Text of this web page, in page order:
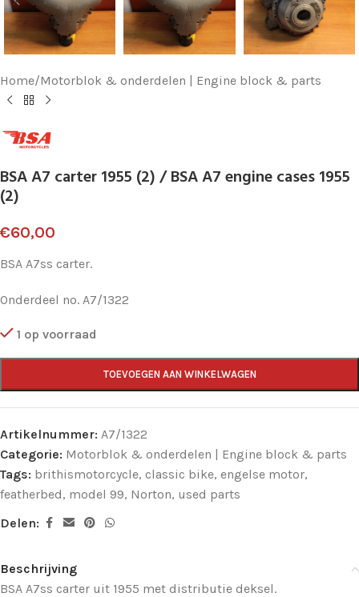
Home/Motorblok & onderdelen | Engine block & parts
BSA A7 carter 1955 (2) / BSA A7 engine cases 1955
(2)
€60,00
BSA A7ss carter.
Onderdeel no. A7/1322
1 op voorraad
TOEVOEGEN AAN WINKELWAGEN
Artikelnummer: A7/1322
Categorie: Motorblok & onderdelen | Engine block & parts
Tags: brithismotorcycle, classic bike, engelse motor,
featherbed, model 99, Norton, used parts
Delen:
Beschrijving
BSA A7ss carter uit 1955 met distributie deksel.